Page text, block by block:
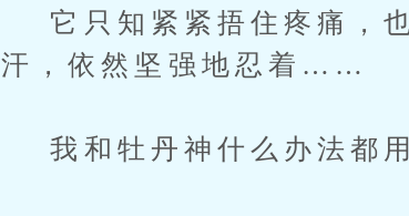
它只知紧紧捂住疼痛，
汗，依然坚强地忍着……
我和牡丹神什么办法都